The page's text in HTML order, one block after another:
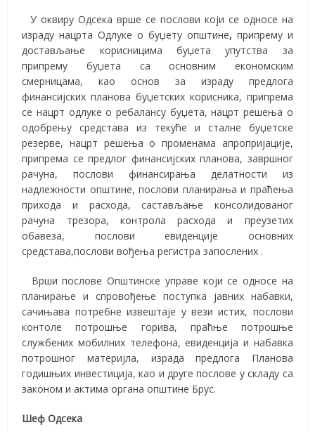
У оквиру Одсека врше се послови који се односе на
израду нацрта Одлуке о буџету општине, припрему и
достављање корисницима буџета упутства за
припрему буџета са основним економским
смерницама, као основ за израду предлога
финансијских планова буџетских корисника, припрема
се нацрт одлуке о ребалансу буџета, нацрт решења о
одобрењу средстава из текуће и сталне буџетске
резерве, нацрт решења о променама апропријације,
припрема се предлог финансијских планова, завршног
рачуна, послови финансирања делатности из
надлежности општине, послови планирања и праћења
прихода и расхода, састављање консолидованог
рачуна трезора, контрола расхода и преузетих
обавеза, послови евиденције основних
средстава,послови вођења регистра запослених .
Врши послове Општинске управе који се односе на
планирање и спровођење поступка јавних набавки,
сачињава потребне извештаје у вези истих, послови
контоле потрошње горива, праћње потрошње
службених мобилних телефона, евиденција и набавка
потрошног материјла, израда предлога Планова
годишњих инвестиција, као и друге послове у складу са
законом и актима органа општине Брус.
Шеф Одсека